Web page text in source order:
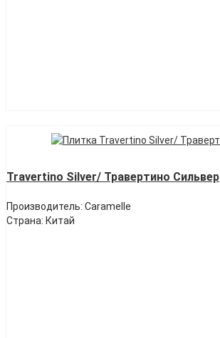
Travertino Silver/ Травертино Сильвер
Производитель: Caramelle
Страна: Китай